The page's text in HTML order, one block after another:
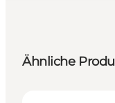
Ähnliche